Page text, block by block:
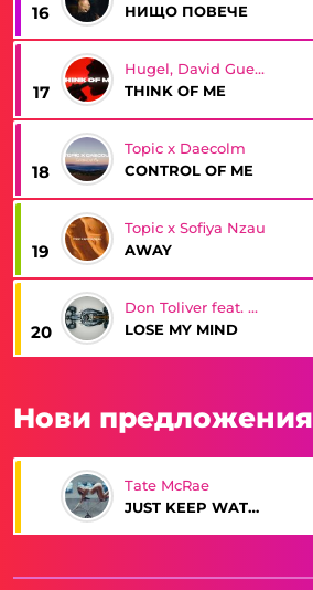
16
НИЩО ПОВЕЧЕ
17
Hugel, David Guetta, Kehlani, Daecolm
THINK OF ME
18
Topic x Daecolm
CONTROL OF ME
19
Topic x Sofiya Nzau
AWAY
20
Don Toliver feat. Doja Cat
LOSE MY MIND
Нови предложения
Tate McRae
JUST KEEP WATCHING